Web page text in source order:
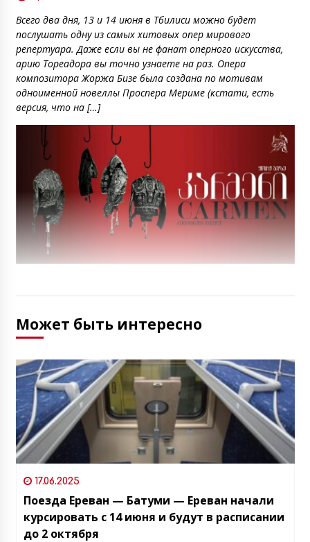
Всего два дня, 13 и 14 июня в Тбилиси можно будет
послушать одну из самых хитовых опер мирового
репертуара. Даже если вы не фанат оперного искусства,
арию Тореадора вы точно узнаете на раз. Опера
композитора Жоржа Бизе была создана по мотивам
одноименной новеллы Проспера Мериме (кстати, есть
версия, что на […]
Может быть интересно
17.06.2025
Поезда Ереван — Батуми — Ереван начали
курсировать с 14 июня и будут в расписании
до 2 октября